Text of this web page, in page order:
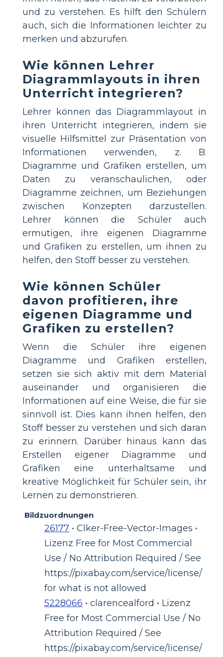
und zu verstehen. Es hilft den Schülern
auch, sich die Informationen leichter zu
merken und abzurufen.
Wie können Lehrer
Diagrammlayouts in ihren
Unterricht integrieren?
Lehrer können das Diagrammlayout in
ihren Unterricht integrieren, indem sie
visuelle Hilfsmittel zur Präsentation von
Informationen verwenden, z. B.
Diagramme und Grafiken erstellen, um
Daten zu veranschaulichen, oder
Diagramme zeichnen, um Beziehungen
zwischen Konzepten darzustellen.
Lehrer können die Schüler auch
ermutigen, ihre eigenen Diagramme
und Grafiken zu erstellen, um ihnen zu
helfen, den Stoff besser zu verstehen.
Wie können Schüler
davon profitieren, ihre
eigenen Diagramme und
Grafiken zu erstellen?
Wenn die Schüler ihre eigenen
Diagramme und Grafiken erstellen,
setzen sie sich aktiv mit dem Material
auseinander und organisieren die
Informationen auf eine Weise, die für sie
sinnvoll ist. Dies kann ihnen helfen, den
Stoff besser zu verstehen und sich daran
zu erinnern. Darüber hinaus kann das
Erstellen eigener Diagramme und
Grafiken eine unterhaltsame und
kreative Möglichkeit für Schüler sein, ihr
Lernen zu demonstrieren.
Bildzuordnungen
26177 • Clker-Free-Vector-Images •
Lizenz Free for Most Commercial
Use / No Attribution Required / See
https://pixabay.com/service/license/
for what is not allowed
5228066 • clarencealford • Lizenz
Free for Most Commercial Use / No
Attribution Required / See
https://pixabay.com/service/license/